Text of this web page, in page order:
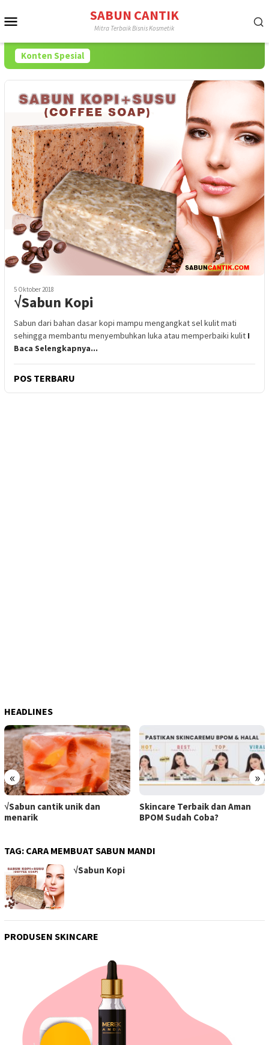
ke
SABUN CANTIK
Mitra Terbaik Bisnis Kosmetik
Konten Spesial
5 Oktober 2018
√Sabun Kopi
Sabun dari bahan dasar kopi mampu mengangkat sel kulit mati
sehingga membantu menyembuhkan luka atau memperbaiki kulit I
Baca Selengkapnya...
POS TERBARU
HEADLINES
« »
√Sabun cantik unik dan
menarik
Skincare Terbaik dan Aman
BPOM Sudah Coba?
TAG: CARA MEMBUAT SABUN MANDI
√Sabun Kopi
PRODUSEN SKINCARE